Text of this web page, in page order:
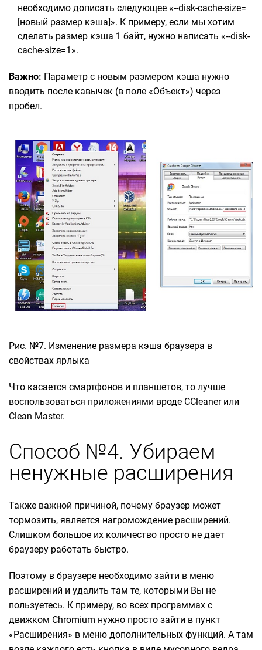
необходимо дописать следующее «--disk-cache-size=
[новый размер кэша]». К примеру, если мы хотим
сделать размер кэша 1 байт, нужно написать «--disk-
cache-size=1».
Важно: Параметр с новым размером кэша нужно
вводить после кавычек (в поле «Объект») через
пробел.
Рис. №7. Изменение размера кэша браузера в
свойствах ярлыка
Что касается смартфонов и планшетов, то лучше
воспользоваться приложениями вроде CCleaner или
Clean Master.
Способ №4. Убираем
ненужные расширения
Также важной причиной, почему браузер может
тормозить, является нагромождение расширений.
Слишком большое их количество просто не дает
браузеру работать быстро.
Поэтому в браузере необходимо зайти в меню
расширений и удалить там те, которыми Вы не
пользуетесь. К примеру, во всех программах с
движком Chromium нужно просто зайти в пункт
«Расширения» в меню дополнительных функций. А там